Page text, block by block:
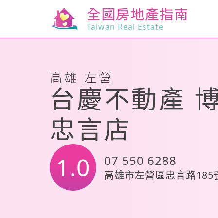
全國房地產指南
Taiwan Real Estate
高雄 左營
台慶不動產
忠言店
1.0 07 550 6288
高雄市左營區忠言路185